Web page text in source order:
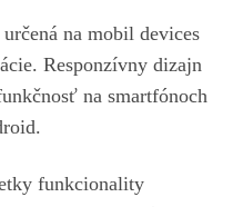
na mobil devices
Responzívny dizajn
na smartfónoch
funkcionality